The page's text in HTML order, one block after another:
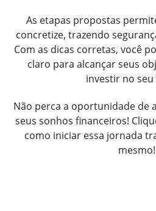
As etapas propostas
concretize, trazendo
Com as dicas corretas, você
claro para alcançar seus
investir no
Não perca a oportunidade de
seus sonhos financeiros!
como iniciar essa jornada
mesmo!